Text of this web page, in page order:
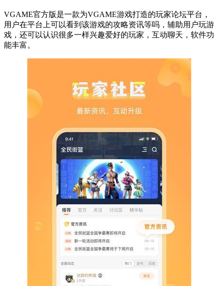
VGAME官方版是一款为VGAME游戏打造的玩家论坛平台，
用户在平台上可以看到该游戏的攻略资讯等吗，辅助用户玩游
戏，还可以认识很多一样兴趣爱好的玩家，互动聊天，软件功
能丰富。